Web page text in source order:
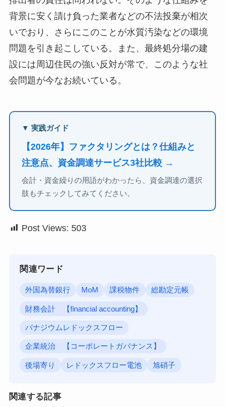
背景に安く請け負った業者などの不法投棄が相次
いでおり、さらにこのことが水質汚染などの環境
問題を引き起こしている。また、最終処分場の建
設には周辺住民の強い反対が常で、このような社
会問題が今なお続いている。
▼ 実践ガイド
【2026年】ファクタリングとは？仕組みと
注意点、資金調達サービス3社比較 →
会計・資金繰りの用語がわかったら、資金調達の選択
肢もチェックしてみてください。
Post Views: 503
関連ワード
外国為替銀行 MoM 課税物件 総勘定元帳
財務会計 【financial accounting】
バナジウムレドックスフロー
企業統治 【コーポレートガバナンス】
後場寄り レドックスフロー電池 旭硝子
関連する記事